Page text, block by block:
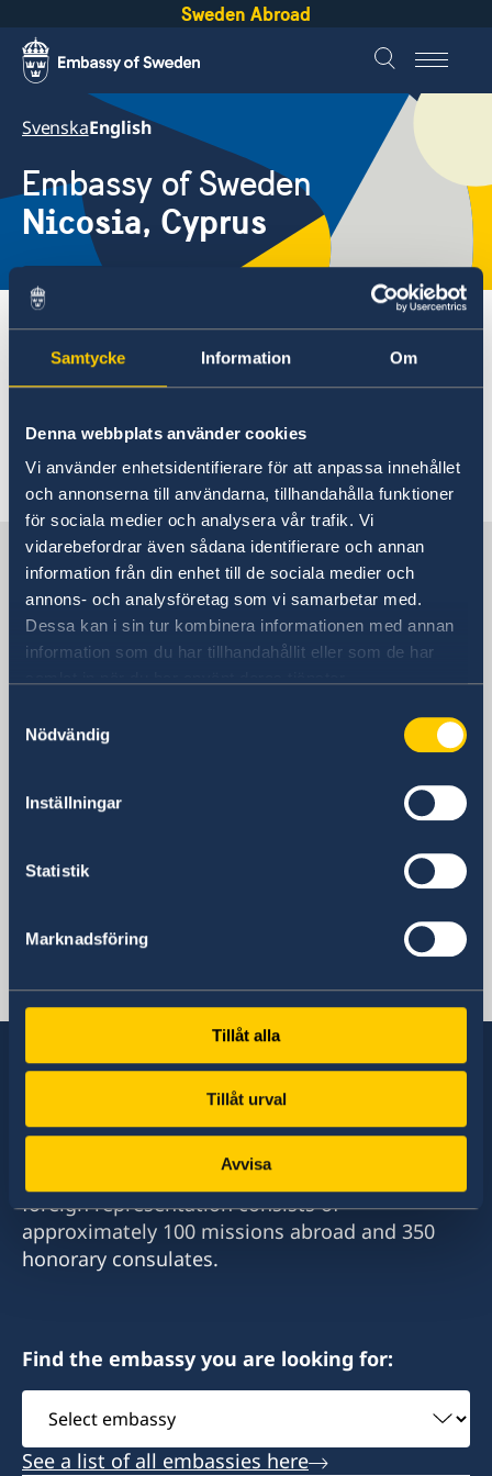
Samtycke Information Om
Denna webbplats använder cookies
Vi använder enhetsidentifierare för att anpassa innehållet
och annonserna till användarna, tillhandahålla funktioner
för sociala medier och analysera vår trafik. Vi
vidarebefordrar även sådana identifierare och annan
information från din enhet till de sociala medier och
annons- och analysföretag som vi samarbetar med.
Dessa kan i sin tur kombinera informationen med annan
information som du har tillhandahållit eller som de har
Nödvändig
Inställningar
Statistik
Marknadsföring
Tillåt alla
Tillåt urval
Avvisa
Sweden Abroad
SvenskaEnglish
Embassy of Sweden
Nicosia, Cyprus
Embassies Cyprus, Nicosia Current
Contact
About us
Data protection policy Sweden
Vacancies
Head of Mission
Current
News
Sweden in Cyprus
Embassy
Visiting address
Severis Building, 2nd floor
Embassy of Sweden
CY 1511 Nicosia
Phone
+357 22 458 088
ambassaden.nicosia@gov.se
Sweden has diplomatic relations with almost
consulates in around half of these. Sweden's
foreign representation consists of
approximately 100 missions abroad and 350
honorary consulates.
Find the embassy you are looking for:
Select
embassy
See a list of all embassies here